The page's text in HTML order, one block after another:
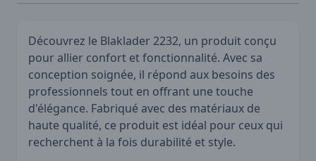
Découvrez le Blaklader 2232, un produit conçu
pour allier confort et fonctionnalité. Avec sa
conception soignée, il répond aux besoins des
professionnels tout en offrant une touche
d'élégance. Fabriqué avec des matériaux de
haute qualité, ce produit est idéal pour ceux qui
recherchent à la fois durabilité et style.